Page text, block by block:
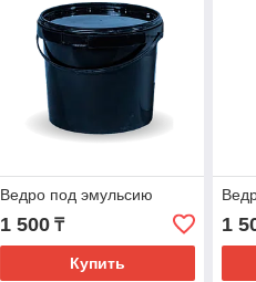
Ведро под эмульсию
1 500₸
Купить
1